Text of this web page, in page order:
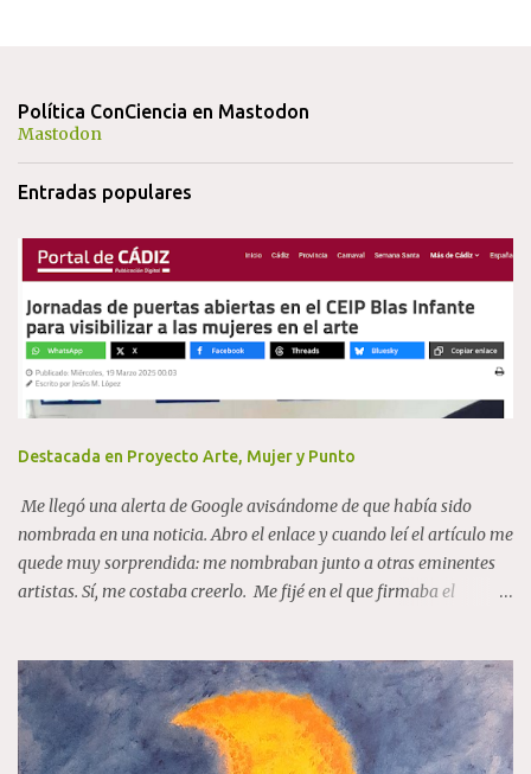
i
c
u
c
o
m
e
n
t
a
r
i
Política ConCiencia en Mastodon
Mastodon
Entradas populares
Destacada en Proyecto Arte, Mujer y Punto
Me llegó una alerta de Google avisándome de que había sido
nombrada en una noticia. Abro el enlace y cuando leí el artículo me
quede muy sorprendida: me nombraban junto a otras eminentes
artistas. Sí, me costaba creerlo. Me fijé en el que firmaba el
gaditano), ni nada que justifique algún tipo de "enchufe". Así que...
¡encantada con mayor razón! Proyecto Arte, Mujer y Punto En el
quinto párrafo: "Históricamente, el ámbito artístico ha estado
dominado por hombres, aunque esta tendencia está cambiando